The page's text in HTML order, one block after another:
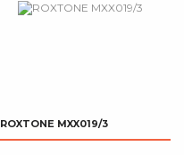
ROXTONE MXX019/3